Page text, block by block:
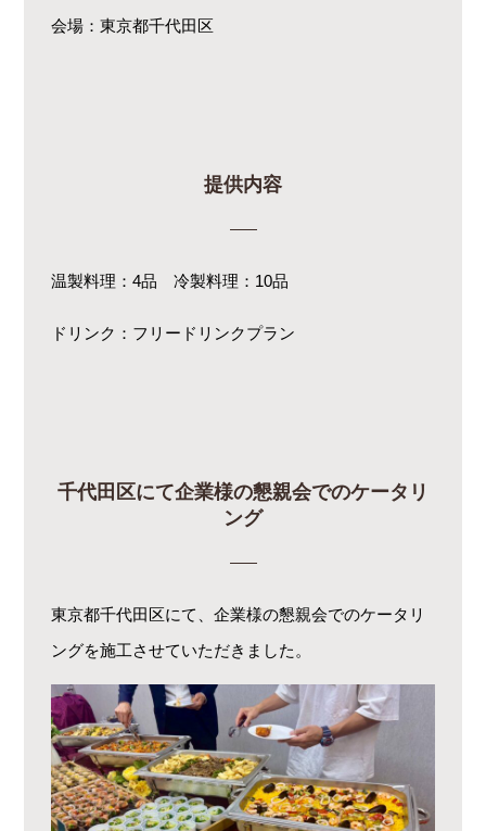
会場：東京都千代田区
提供内容
温製料理：4品 冷製料理：10品
ドリンク：フリードリンクプラン
千代田区にて企業様の懇親会でのケータリ
ング
東京都千代田区にて、企業様の懇親会でのケータリ
ングを施工させていただきました。